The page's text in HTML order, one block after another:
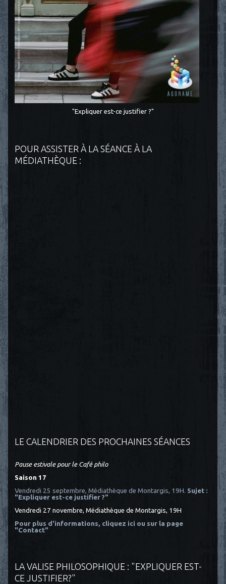
"Expliquer est-ce justifier ?"
POUR ASSISTER À LA SÉANCE À LA
MÉDIATHÈQUE :
LE CALENDRIER DES PROCHAINES SÉANCES
Pause estivale pour le Café philo
Saison 17
Vendredi 25 septembre, Médiathèque de Montargis, 19H. Sujet :
"Expliquer est-ce justifier ?"
Vendredi 27 novembre, Médiathèque de Montargis, 19H
Pour plus d'informations, cliquez ici ou sur la page
"Contact"
LA VALISE PHILOSOPHIQUE : "EXPLIQUER EST-
CE JUSTIFIER?"